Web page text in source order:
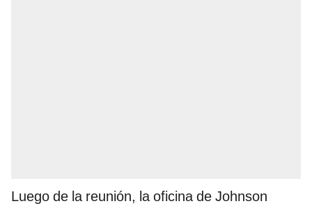
Luego de la reunión, la oficina de Johnson